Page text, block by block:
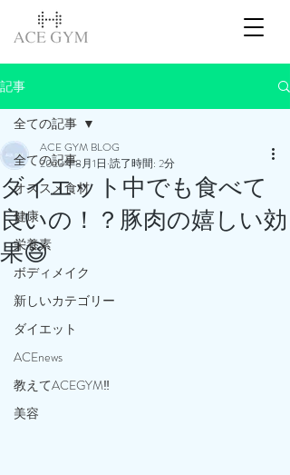
記事
全ての記事
オススメ食材
健康
栄養素
ボディメイク
新しいカテゴリー
ダイエット
ACEnews
教えてACEGYM‼️
美容
全ての記事
ダイエット中でも食べて
良いの！？豚肉の嬉しい効
果😆
ACE GYM BLOG
2023年8月1日 読了時間: 2分